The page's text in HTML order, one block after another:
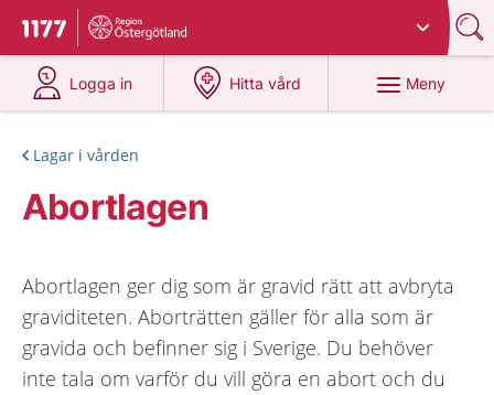
Till startsidan för 1177
Du har valt region
Logga in
på 1177.se
Hitta vård
på 1177.se
Meny
Lagar i vården
Abortlagen
Abortlagen ger dig som är gravid rätt att avbryta
graviditeten. Aborträtten gäller för alla som är
gravida och befinner sig i Sverige. Du behöver
inte tala om varför du vill göra en abort och du